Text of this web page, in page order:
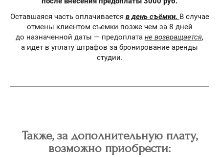
Оставшаяся часть оплачивается в день съёмки. В случае
отмены клиентом съемки позже чем за 8 дней
до назначенной даты — предоплата не возвращается,
а идет в уплату штрафов за бронирование аренды
студии.
Также, за дополнительную плату,
возможно приобрести: